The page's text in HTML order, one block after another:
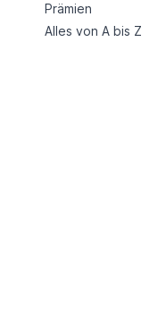
Prämien
Alles von A bis Z